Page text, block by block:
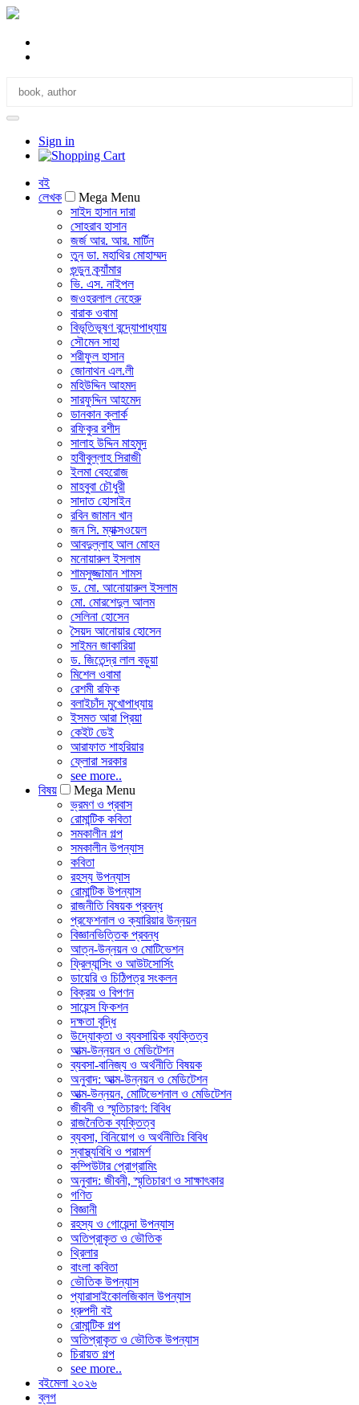
Sign in
বই
লেখক
Mega Menu
সাইদ হাসান দারা
সোহরাব হাসান
জর্জ আর. আর. মার্টিন
তুন ডা. মহাথির মোহাম্মদ
গুন্ডুন ক্র্যাঁমার
ভি. এস. নাইপল
জওহরলাল নেহেরু
বারাক ওবামা
বিভূতিভূষণ বন্দ্যোপাধ্যায়
সৌমেন সাহা
শরীফুল হাসান
জোনাথন এল.লী
মহিউদ্দিন আহমদ
সারফুদ্দিন আহমেদ
ডানকান ক্লার্ক
রফিকুর রশীদ
সালাহ উদ্দিন মাহমুদ
হাবীবুল্লাহ সিরাজী
ইলমা বেহরোজ
মাহবুবা চৌধুরী
সাদাত হোসাইন
রবিন জামান খান
জন সি. ম্যাক্সওয়েল
আবদুল্লাহ আল মোহন
মনোয়ারুল ইসলাম
শামসুজ্জামান শামস
ড. মো. আনোয়ারুল ইসলাম
মো. মোরশেদুল আলম
সেলিনা হোসেন
সৈয়দ আনোয়ার হোসেন
সাইমন জাকারিয়া
ড. জিতেন্দ্র লাল বড়ুয়া
মিশেল ওবামা
রেশমী রফিক
বলাইচাঁদ মুখোপাধ্যায়
ইসমত আরা প্রিয়া
কেইট ডেই
আরাফাত শাহরিয়ার
ফ্লোরা সরকার
see more..
বিষয়
Mega Menu
ভ্রমণ ও প্রবাস
রোমান্টিক কবিতা
সমকালীন গল্প
সমকালীন উপন্যাস
কবিতা
রহস্য উপন্যাস
রোমান্টিক উপন্যাস
রাজনীতি বিষয়ক প্রবন্ধ
প্রফেশনাল ও ক্যারিয়ার উন্নয়ন
বিজ্ঞানভিত্তিক প্রবন্ধ
আত্ন-উন্নয়ন ও মোটিভেশন
ফ্রিল্যান্সিং ও আউটসোর্সিং
ডায়েরি ও চিঠিপত্র সংকলন
বিক্রয় ও বিপণন
সায়েন্স ফিকশন
দক্ষতা বৃদ্ধি
উদ্যোক্তা ও ব্যবসায়িক ব্যক্তিত্ব
আত্ম-উন্নয়ন ও মেডিটেশন
ব্যবসা-বানিজ্য ও অর্থনীতি বিষয়ক
অনুবাদ: আত্ম-উন্নয়ন ও মেডিটেশন
আত্ম-উন্নয়ন, মোটিভেশনাল ও মেডিটেশন
জীবনী ও স্মৃতিচারণ: বিবিধ
রাজনৈতিক ব্যক্তিত্ব
ব্যবসা, বিনিয়োগ ও অর্থনীতিঃ বিবিধ
স্বাস্থ্যবিধি ও পরামর্শ
কম্পিউটার প্রোগ্রামিং
অনুবাদ: জীবনী, স্মৃতিচারণ ও সাক্ষাৎকার
গণিত
বিজ্ঞানী
রহস্য ও গোয়েন্দা উপন্যাস
অতিপ্রাকৃত ও ভৌতিক
থ্রিলার
বাংলা কবিতা
ভৌতিক উপন্যাস
প্যারাসাইকোলজিকাল উপন্যাস
ধ্রুপদী বই
রোমান্টিক গল্প
অতিপ্রাকৃত ও ভৌতিক উপন্যাস
চিরায়ত গল্প
see more..
বইমেলা ২০২৬
ব্লগ